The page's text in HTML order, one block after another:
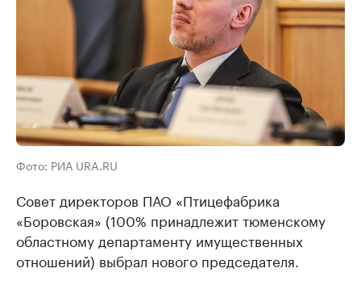
Фото: РИА URA.RU
Совет директоров ПАО «Птицефабрика
«Боровская» (100% принадлежит тюменскому
областному департаменту имущественных
отношений) выбрал нового председателя.